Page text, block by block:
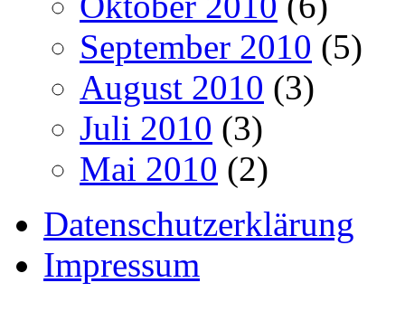
September 2010 (5)
August 2010 (3)
Juli 2010 (3)
Mai 2010 (2)
Datenschutzerklärung
Impressum